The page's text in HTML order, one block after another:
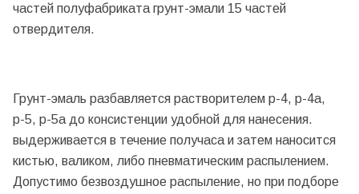
частей полуфабриката грунт-эмали 15 частей
отвердителя.
Грунт-эмаль разбавляется растворителем р-4, р-4а,
р-5, р-5а до консистенции удобной для нанесения.
выдерживается в течение получаса и затем наносится
кистью, валиком, либо пневматическим распылением.
Допустимо безвоздушное распыление, но при подборе